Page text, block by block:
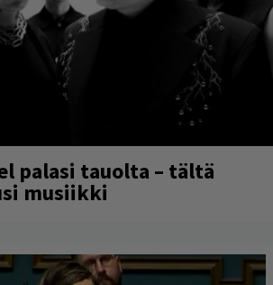
palasi tauolta – tältä
musiikki